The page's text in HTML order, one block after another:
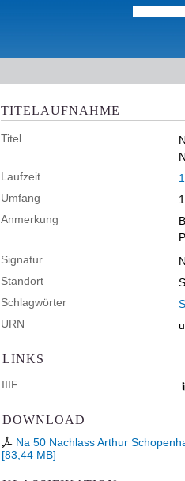
TITELAUFNAHME
Titel
Laufzeit
Umfang
Anmerkung
Signatur
Standort
Schlagwörter
URN
LINKS
IIIF
DOWNLOAD
Na 50 Nachlass Arthur
[83,44 MB]